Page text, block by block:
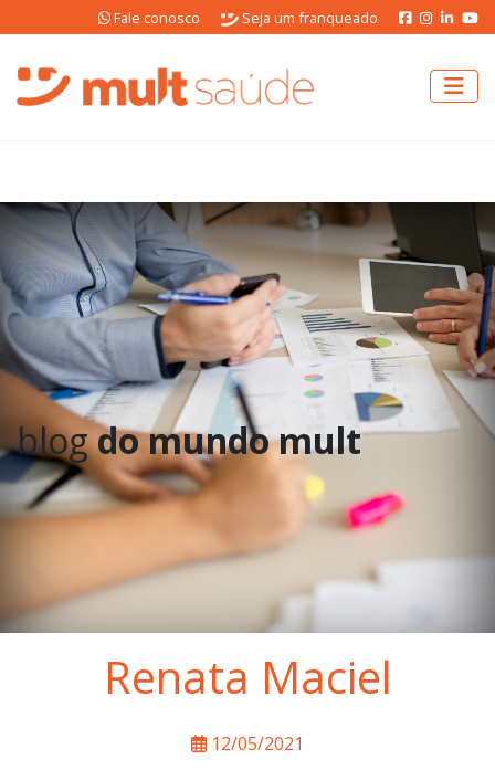
Fale conosco Seja um franqueado
blogdo mundo mult
Renata Maciel
12/05/2021